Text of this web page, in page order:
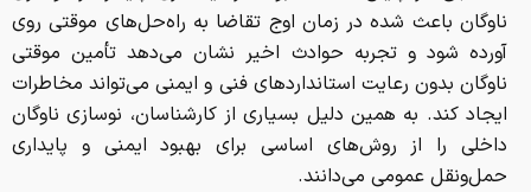
ناوگان باعث شده در زمان اوج تقاضا به راه‌حل‌های موقتی روی
آورده شود و تجربه حوادث اخیر نشان می‌دهد تأمین موقتی
ناوگان بدون رعایت استانداردهای فنی و ایمنی می‌تواند مخاطرات
ایجاد کند. به همین دلیل بسیاری از کارشناسان، نوسازی ناوگان
داخلی را از روش‌های اساسی برای بهبود ایمنی و پایداری
حمل‌ونقل عمومی می‌دانند.